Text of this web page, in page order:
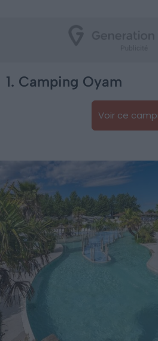
1. Camping Oyam
Voir ce